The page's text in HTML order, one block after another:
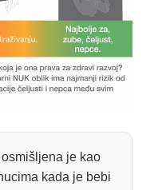
je kao
kada je bebi